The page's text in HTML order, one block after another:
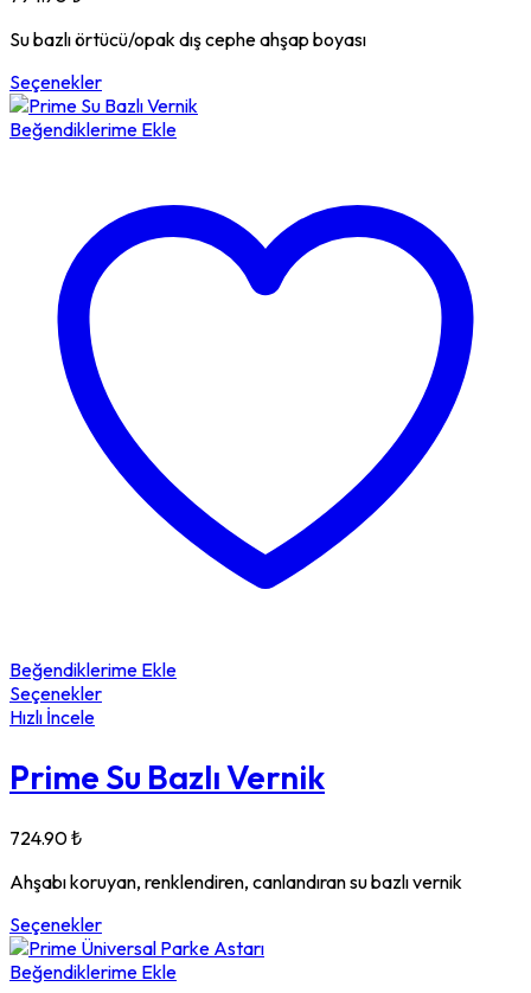
Su bazlı örtücü/opak dış cephe ahşap boyası
Seçenekler
Beğendiklerime Ekle
Beğendiklerime Ekle
Seçenekler
Hızlı İncele
Prime Su Bazlı Vernik
724.90₺
Ahşabı koruyan, renklendiren, canlandıran su bazlı vernik
Seçenekler
Beğendiklerime Ekle